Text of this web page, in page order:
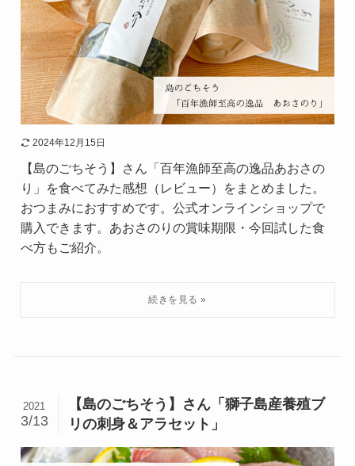
2024年12月15日
【島のごちそう】さん「百年漁師至高の逸品あおさの
り」を食べてみた感想（レビュー）をまとめました。
おつまみにおすすめです。公式オンラインショップで
購入できます。あおさのりの賞味期限・今回試した食
べ方もご紹介。
【島のごちそう】さん「獅子島産養殖ブ
リの刺身＆アラセット」
2021
3/13